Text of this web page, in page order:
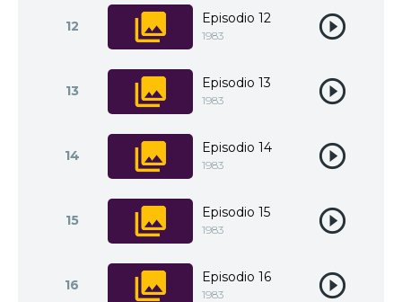
12 Episodio 12
1983
13 Episodio 13
1983
14 Episodio 14
1983
15 Episodio 15
1983
16 Episodio 16
1983